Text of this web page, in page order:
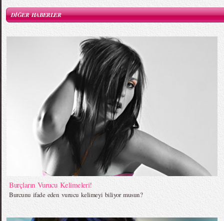
DİĞER HABERLER
Burçların Vurucu Kelimeleri!
Burcunu ifade eden vurucu kelimeyi biliyor musun?